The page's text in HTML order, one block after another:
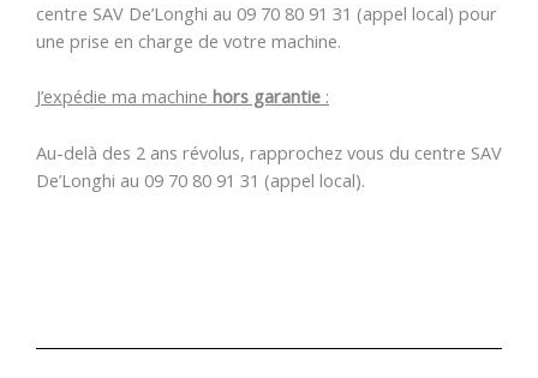
centre SAV De’Longhi au 09 70 80 91 31 (appel local) pour
une prise en charge de votre machine.
J’expédie ma machine hors garantie :
Au-delà des 2 ans révolus, rapprochez vous du centre SAV
De’Longhi au 09 70 80 91 31 (appel local).